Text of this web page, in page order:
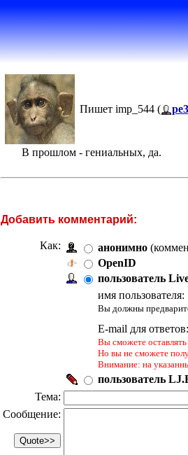
Пишет imp_544 (
В прошлом - гениальных, да.
Добавить комментарий:
Как: анонимно
OpenID
пользователь
имя пользователя:
Вы должны
E-mail для
Вы сможете
Но вы не сможете
Внимание: на
пользователь
Тема:
Сообщение: